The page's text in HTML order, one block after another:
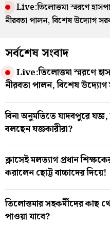
Live:তিলোত্তমা স্মরণে
নীরবতা পালন, বিশেষ উদ্যোগ
সর্বশেষ সংবাদ
Live:তিলোত্তমা স্মরণে
নীরবতা পালন, বিশেষ উদ্যোগ
বিনা অনুমতিতে যাদবপুরে
বলছেন যজ্ঞকারীরা?
ক্লাসেই মলত্যাগ প্রধান
করালেন ছোট্ট বাচ্চাদের দিয়ে!
তিলোত্তমার সহকর্মীদের কাছ
পাওয়া যাবে?